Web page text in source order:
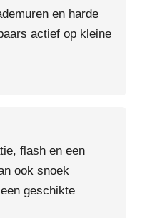
en harde
actief op kleine
flash en een
ook snoek
geschikte